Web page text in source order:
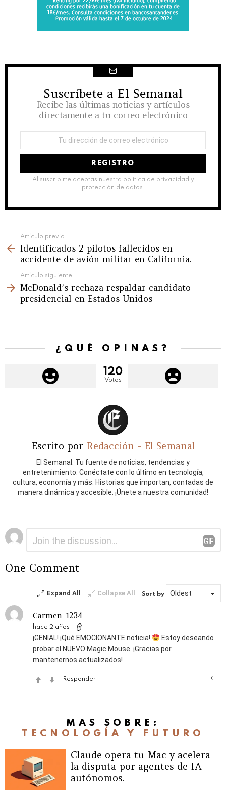
NEWSLETTER
Suscríbete a El Semanal
Recibe las últimas noticias y artículos
directamente a tu correo electrónico
correo
Al suscribirte aceptas nuestra política de privacidad y
protección de datos.
more
Artículo previo
Identificados 2 pilotos fallecidos en
accidente de avión militar en California.
Artículo siguiente
McDonald’s rechaza respaldar candidato
presidencial en Estados Unidos
¿QUÉ OPINAS?
120
Votos
Escrito por Redacción - El Semanal
El Semanal: Tu fuente de noticias, tendencias y
entretenimiento. Conéctate con lo último en tecnología,
cultura, economía y más. Historias que importan, contadas de
manera dinámica y accesible. ¡Únete a nuestra comunidad!
Deja
una
One Comment
Expand All Collapse All Sort by
Carmen_1234
hace 2 años
¡GENIAL! ¡Qué EMOCIONANTE noticia!
Estoy deseando
probar el NUEVO Magic Mouse. ¡Gracias por
mantenernos actualizados!
Responder
MÁS SOBRE:
TECNOLOGÍA Y FUTURO
Claude opera tu Mac y acelera
la disputa por agentes de IA
autónomos.